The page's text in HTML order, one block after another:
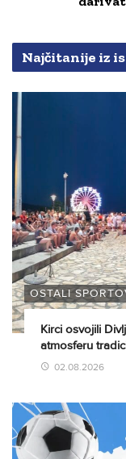
Najčitanije iz
OSTALI
Kirci osvojili
atmosferu
02.08.2026